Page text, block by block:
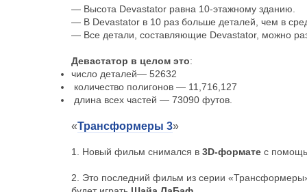
— Высота Devastator равна 10-этажному зданию.
— В Devastator в 10 раз больше деталей, чем в
— Все детали, составляющие Devastator, можно
Девастатор в целом это:
число деталей— 52632
количество полигонов — 11,716,127
длина всех частей — 73090 футов.
«Трансформеры 3»
1. Новый фильм снимался в 3D-форматес
2. Это последний фильм из серии